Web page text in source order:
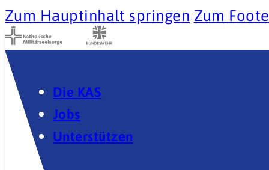
Zum Hauptinhalt springen Zum
Die KAS
Jobs
Unterstützen